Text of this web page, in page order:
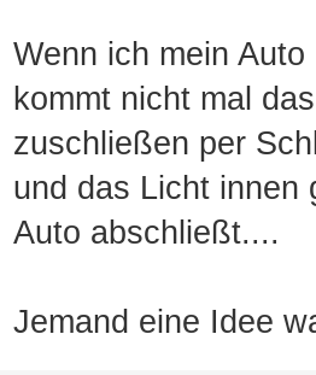
Wenn ich mein
kommt nicht mal
zuschließen per
und das Licht innen
Auto abschließt....
Jemand eine Idee